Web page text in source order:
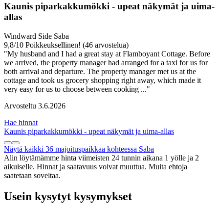
Kaunis piparkakkumökki - upeat näkymät ja uima-
allas
Windward Side Saba
9,8/10 Poikkeuksellinen! (46 arvostelua)
"My husband and I had a great stay at Flamboyant Cottage. Before
we arrived, the property manager had arranged for a taxi for us for
both arrival and departure. The property manager met us at the
cottage and took us grocery shopping right away, which made it
very easy for us to choose between cooking ..."
Arvosteltu 3.6.2026
Hae hinnat
Kaunis piparkakkumökki - upeat näkymät ja uima-allas
Näytä kaikki 36 majoituspaikkaa kohteessa Saba
Alin löytämämme hinta viimeisten 24 tunnin aikana 1 yölle ja 2
aikuiselle. Hinnat ja saatavuus voivat muuttua. Muita ehtoja
saatetaan soveltaa.
Usein kysytyt kysymykset